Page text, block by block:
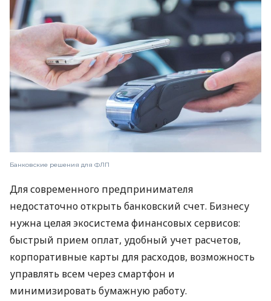
Банковские решения для ФЛП
Для современного предпринимателя
недостаточно открыть банковский счет. Бизнесу
нужна целая экосистема финансовых сервисов:
быстрый прием оплат, удобный учет расчетов,
корпоративные карты для расходов, возможность
управлять всем через смартфон и
минимизировать бумажную работу.